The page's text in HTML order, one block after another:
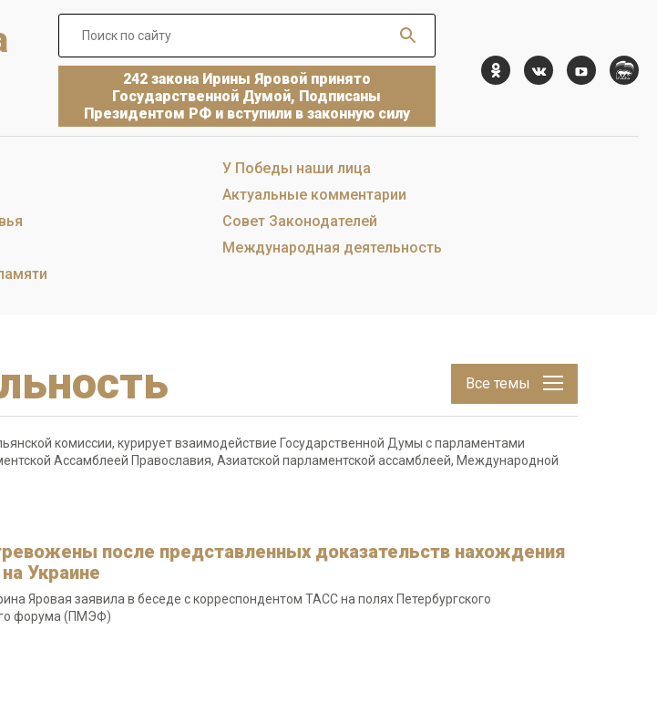
242 закона Ирины Яровой принято
Государственной Думой, Подписаны
Президентом РФ и вступили в законную силу
У Победы наши лица
Актуальные комментарии
Совет Законодателей
Международная деятельность
Все темы
комиссии, курирует взаимодействие Государственной Думы с парламентами
Ассамблеей Православия, Азиатской парламентской ассамблеей, Международной
после представленных доказательств нахождения
Украине
Яровая заявила в беседе с корреспондентом ТАСС на полях Петербургского
форума (ПМЭФ)